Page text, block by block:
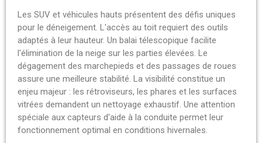
Les SUV et véhicules hauts présentent des défis uniques
pour le déneigement. L'accès au toit requiert des outils
adaptés à leur hauteur. Un balai télescopique facilite
l'élimination de la neige sur les parties élevées. Le
dégagement des marchepieds et des passages de roues
assure une meilleure stabilité. La visibilité constitue un
enjeu majeur : les rétroviseurs, les phares et les surfaces
vitrées demandent un nettoyage exhaustif. Une attention
spéciale aux capteurs d'aide à la conduite permet leur
fonctionnement optimal en conditions hivernales.